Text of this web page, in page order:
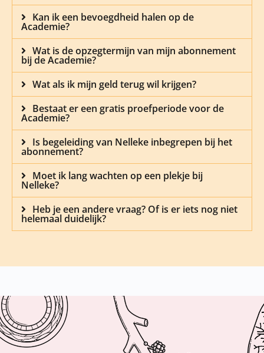
Kan ik een bevoegdheid halen op de
Academie?
Wat is de opzegtermijn van mijn abonnement
bij de Academie?
Wat als ik mijn geld terug wil krijgen?
Bestaat er een gratis proefperiode voor de
Academie?
Is begeleiding van Nelleke inbegrepen bij het
abonnement?
Moet ik lang wachten op een plekje bij
Nelleke?
Heb je een andere vraag? Of is er iets nog niet
helemaal duidelijk?